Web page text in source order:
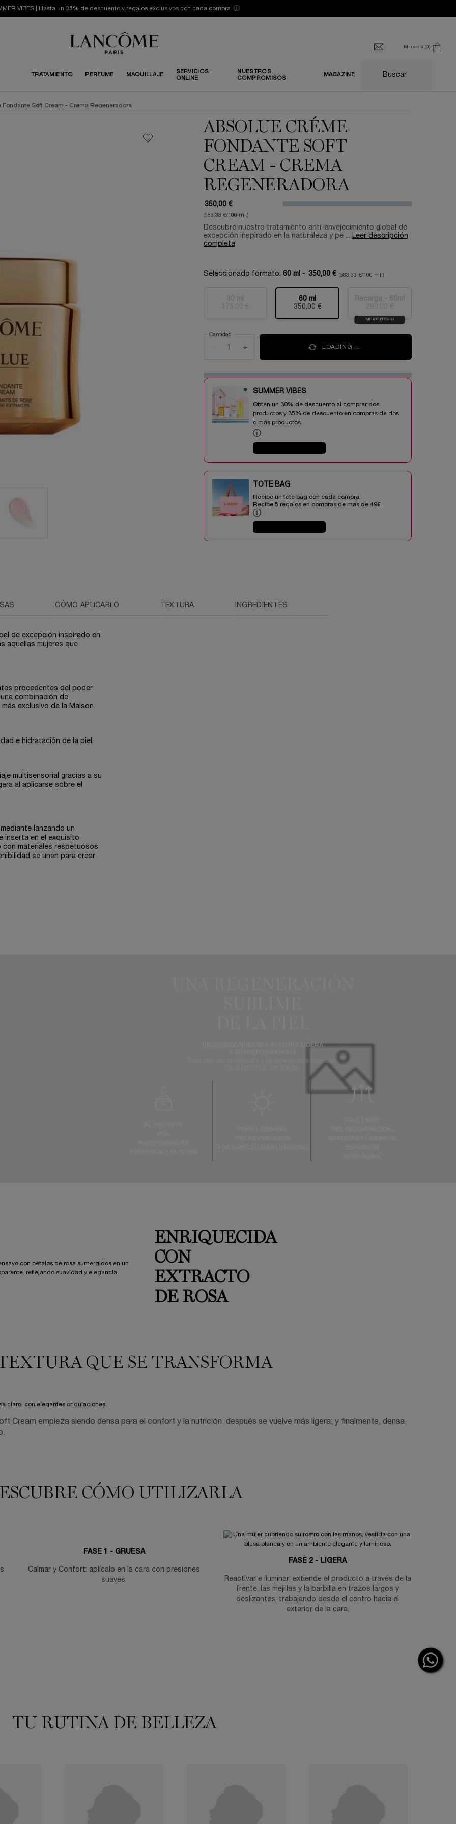
VIBES | Hasta un 35% de descuento y regalos exclusivos con cada compra. ⓘ
Mi cesta 0
0 producto
TRATAMIENTO PERFUME MAQUILLAJE
SERVICIOS
ONLINE
NUESTROS
COMPROMISOS
MAGAZINE Buscar
Fondante Soft Cream - Crema Regeneradora
ABSOLUE CRÉME
FONDANTE SOFT
CREAM - CREMA
REGENERADORA
350,00 €
(583,33 €/100 ml.)
Descubre nuestro tratamiento anti-envejecimiento global de
excepción inspirado en la naturaleza y pe ... Leer descripción
completa
Seleccionado formato: 60 ml - 350,00 € (583,33 €/100 ml.)
Esta variante del producto está agotada, {0}
Selecionado
60 ml
350,00 €
, 2 of 3
MEJOR PRECIO
Cantidad
+ LOADING ...
SUMMER VIBES​
Obtén un 30% de descuento al comprar dos
productos y 35% de descuento en compras de dos
o más productos.​
ⓘ
TOTE BAG​​
Recibe un tote bag con cada compra.
Recibe 5 regalos en compras de mas de 49€.​
ⓘ
CÓMO APLICARLO TEXTURA INGREDIENTES
de excepción inspirado en
aquellas mujeres que
procedentes del poder
combinación de
exclusivo de la Maison.
e hidratación de la piel.
multisensorial gracias a su
al aplicarse sobre el
lanzando un
inserta en el exquisito
con materiales respetuosos
se unen para crear
DESCUBRE NUESTRA TEXTURA LIGERA
Para una piel revitalizada y de aspecto más luminoso.
ENRIQUECIDA
CON
EXTRACTO
DE ROSA
QUE SE TRANSFORMA
Cream empieza siendo densa para el confort y la nutrición, después se vuelve más ligera; y finalmente, densa
CÓMO UTILIZARLA
FASE 1 - GRUESA
Calmar y Confort: aplícalo en la cara con presiones
suaves.
FASE 2 - LIGERA
Reactivar e iluminar: extiende el producto a través de la
frente, las mejillas y la barbilla en trazos largos y
deslizantes, trabajando desde el centro hacia el
exterior de la cara.
TU RUTINA DE BELLEZA